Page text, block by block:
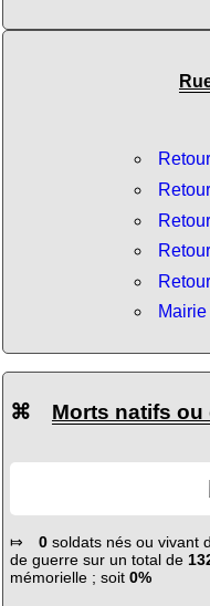
⌘ Morts natifs
⤇ 0soldats nés ou vivant
de guerre sur un total de
mémorielle ; soit 0%